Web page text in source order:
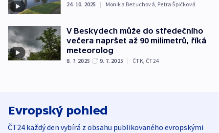
24. 10. 2025 | Monika Bezuchová, Petra Špičková
V Beskydech může do středečního
večera napršet až 90 milimetrů, říká
meteorolog
8. 7. 2025 9. 7. 2025 | ČTK ČT24
Evropský pohled
ČT24 každý den vybírá z obsahu publikovaného evropskými